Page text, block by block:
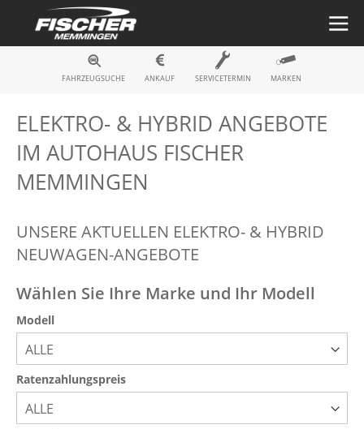
Fahrzeugsuche
FAHRZEUGSUCHE ANKAUF SERVICETERMIN MARKEN
ELEKTRO- & HYBRID ANGEBOTE
IM AUTOHAUS FISCHER
MEMMINGEN
UNSERE AKTUELLEN ELEKTRO- & HYBRID
NEUWAGEN-ANGEBOTE
Wählen Sie Ihre Marke und Ihr Modell
Modell
ALLE
Ratenzahlungspreis
ALLE